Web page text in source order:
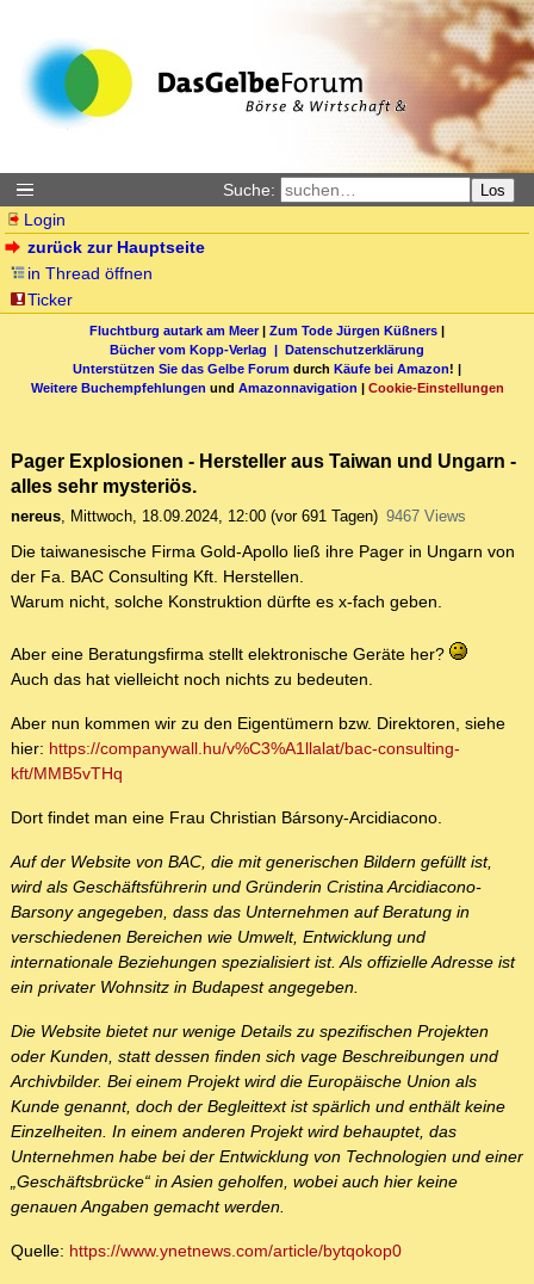
Suche: Los
Login
zurück zur Hauptseite
in Thread öffnen
Ticker
Fluchtburg autark am Meer| Zum Tode Jürgen Küßners |
Bücher vom Kopp-Verlag | Datenschutzerklärung
Unterstützen Sie das Gelbe Forum durch Käufe bei Amazon! |
Weitere Buchempfehlungen und Amazonnavigation | Cookie-Einstellungen
Pager Explosionen - Hersteller aus Taiwan und Ungarn -
alles sehr mysteriös.
nereus, Mittwoch, 18.09.2024, 12:00 (vor 691 Tagen) 9467 Views
Die taiwanesische Firma Gold-Apollo ließ ihre Pager in Ungarn von
der Fa. BAC Consulting Kft. Herstellen.
Warum nicht, solche Konstruktion dürfte es x-fach geben.
Aber eine Beratungsfirma stellt elektronische Geräte her?
Auch das hat vielleicht noch nichts zu bedeuten.
Aber nun kommen wir zu den Eigentümern bzw. Direktoren, siehe
hier: https://companywall.hu/v%C3%A1llalat/bac-consulting-
kft/MMB5vTHq
Dort findet man eine Frau Christian Bársony-Arcidiacono.
Auf der Website von BAC, die mit generischen Bildern gefüllt ist,
wird als Geschäftsführerin und Gründerin Cristina Arcidiacono-
Barsony angegeben, dass das Unternehmen auf Beratung in
verschiedenen Bereichen wie Umwelt, Entwicklung und
internationale Beziehungen spezialisiert ist. Als offizielle Adresse ist
ein privater Wohnsitz in Budapest angegeben.
Die Website bietet nur wenige Details zu spezifischen Projekten
oder Kunden, statt dessen finden sich vage Beschreibungen und
Archivbilder. Bei einem Projekt wird die Europäische Union als
Kunde genannt, doch der Begleittext ist spärlich und enthält keine
Einzelheiten. In einem anderen Projekt wird behauptet, das
Unternehmen habe bei der Entwicklung von Technologien und einer
„Geschäftsbrücke“ in Asien geholfen, wobei auch hier keine
genauen Angaben gemacht werden.
Quelle: https://www.ynetnews.com/article/bytqokop0